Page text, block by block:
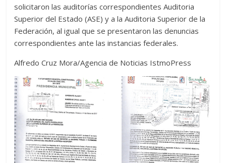
solicitaron las auditorías correspondientes Auditoria
Superior del Estado (ASE) y a la Auditoria Superior de la
Federación, al igual que se presentaron las denuncias
correspondientes ante las instancias federales.
Alfredo Cruz Mora/Agencia de Noticias IstmoPress